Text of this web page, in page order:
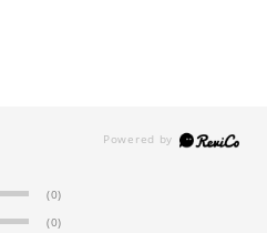
(0)
(0)